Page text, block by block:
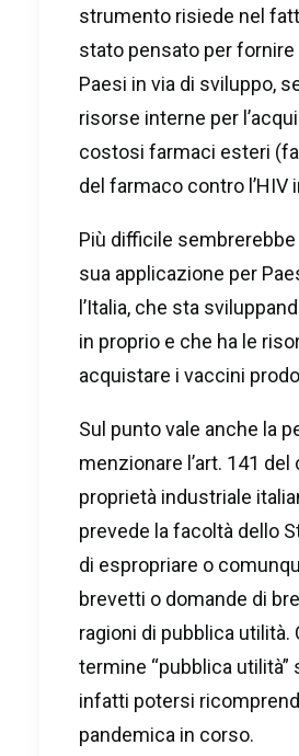
strumento risiede nel
stato pensato per fornire
Paesi in via di sviluppo,
risorse interne per
costosi farmaci esteri
del farmaco contro l’HIV
Più difficile
sua applicazione per
l’Italia, che sta
in proprio e che ha le
acquistare i vaccini
Sul punto vale anche la
menzionare l’art. 141 del
proprietà industriale
prevede la facoltà dello
di espropriare o
brevetti o domande di
ragioni di pubblica utilità.
termine “pubblica utilità”
infatti potersi
pandemica in corso.